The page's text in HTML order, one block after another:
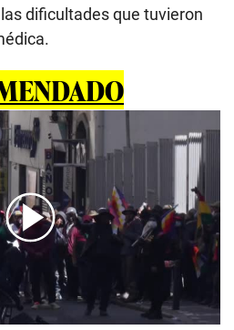
dificultades que tuvieron